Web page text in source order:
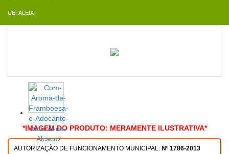
CEFALEIA
*IMAGEM DO PRODUTO: MERAMENTE ILUSTRATIVA*
AUTORIZAÇÃO DE FUNCIONAMENTO MUNICIPAL: Nº 1786-2013